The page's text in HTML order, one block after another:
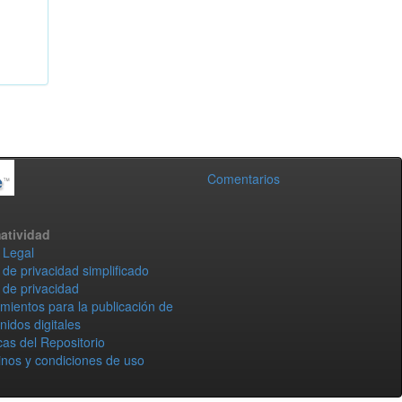
Comentarios
privacidad simplificado
privacidad
para la publicación de
digitales
del Repositorio
y condiciones de uso